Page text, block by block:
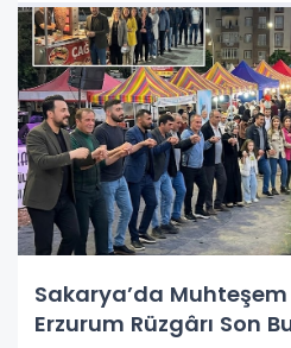
Sakarya’da
Erzurum Rüzgârı Son